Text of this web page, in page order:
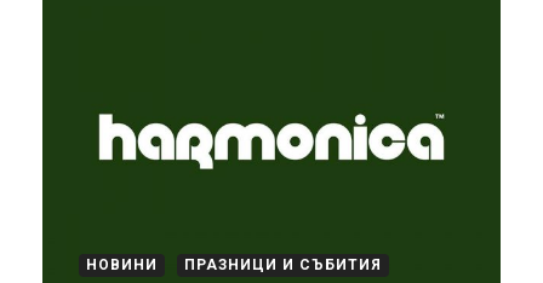
НОВИНИ ПРАЗНИЦИ И СЪБИТИЯ